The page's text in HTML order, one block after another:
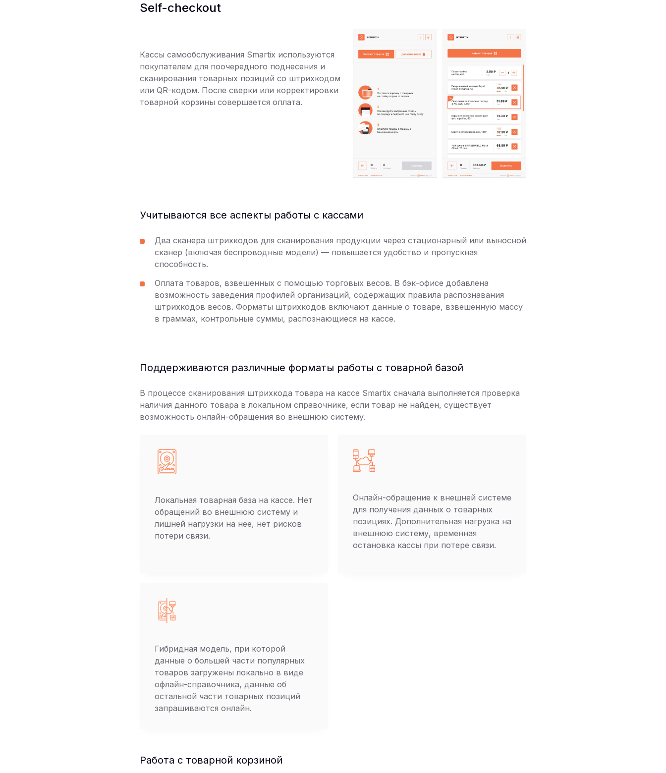
Self-checkout
Кассы самообслуживания Smartix используются
покупателем для поочередного поднесения и
сканирования товарных позиций со штрихкодом
или QR-кодом. После сверки или корректировки
товарной корзины совершается оплата.
Учитываются все аспекты работы с кассами
Два сканера штрихкодов для сканирования продукции через стационарный или выносной
сканер (включая беспроводные модели) — повышается удобство и пропускная
способность.
Оплата товаров, взвешенных с помощью торговых весов. В бэк-офисе добавлена
возможность заведения профилей организаций, содержащих правила распознавания
штрихкодов весов. Форматы штрихкодов включают данные о товаре, взвешенную массу
в граммах, контрольные суммы, распознающиеся на кассе.
Поддерживаются различные форматы работы с товарной базой
В процессе сканирования штрихкода товара на кассе Smartix сначала выполняется проверка
наличия данного товара в локальном справочнике, если товар не найден, существует
возможность онлайн-обращения во внешнюю систему.
Локальная товарная база на кассе. Нет
обращений во внешнюю систему и
лишней нагрузки на нее, нет рисков
потери связи.
Онлайн-обращение к внешней системе
для получения данных о товарных
позициях. Дополнительная нагрузка на
внешнюю систему, временная
остановка кассы при потере связи.
Гибридная модель, при которой
данные о большей части популярных
товаров загружены локально в виде
офлайн-справочника, данные об
остальной части товарных позиций
запрашиваются онлайн.
Работа с товарной корзиной